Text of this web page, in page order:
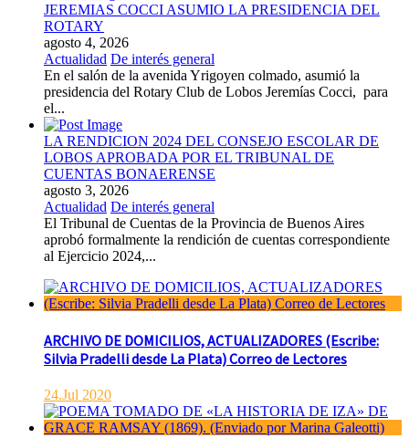
JEREMIAS COCCI ASUMIO LA PRESIDENCIA DEL
ROTARY
agosto 4, 2026
Actualidad De interés general
En el salón de la avenida Yrigoyen colmado, asumió la
presidencia del Rotary Club de Lobos Jeremías Cocci, para
el...
LA RENDICION 2024 DEL CONSEJO ESCOLAR DE
LOBOS APROBADA POR EL TRIBUNAL DE
CUENTAS BONAERENSE
agosto 3, 2026
Actualidad De interés general
El Tribunal de Cuentas de la Provincia de Buenos Aires
aprobó formalmente la rendición de cuentas correspondiente
al Ejercicio 2024,...
ARCHIVO DE DOMICILIOS, ACTUALIZADORES (Escribe:
Silvia Pradelli desde La Plata) Correo de Lectores
24.Jul 2020